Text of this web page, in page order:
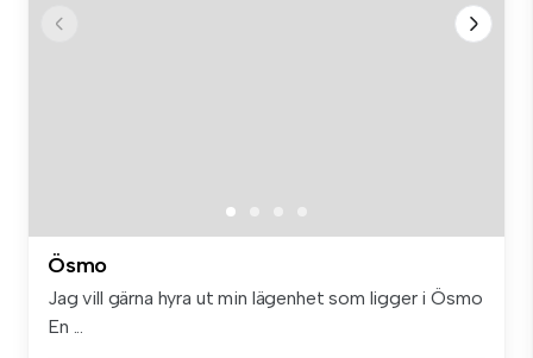
Ösmo
Jag vill gärna hyra ut min lägenhet som ligger i Ösmo
En ...